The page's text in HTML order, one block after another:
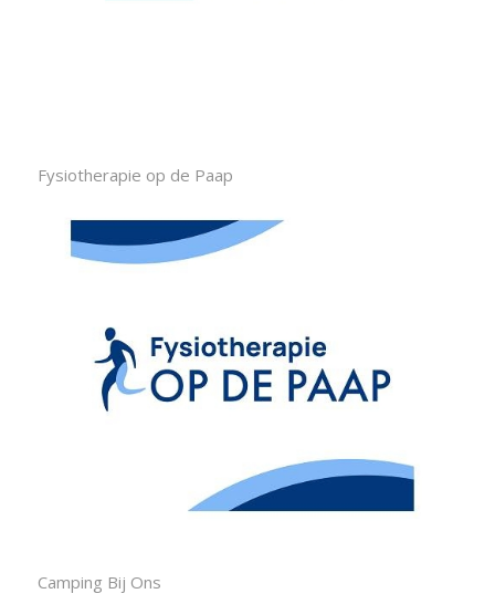
Fysiotherapie op de Paap
Camping Bij Ons